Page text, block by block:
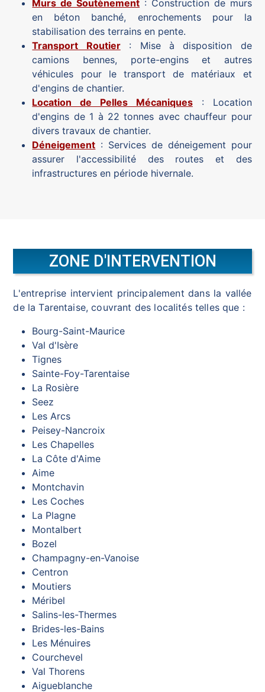
Murs de Soutènement : Construction de murs
en béton banché, enrochements pour la
stabilisation des terrains en pente.
Transport Routier: Mise à disposition de
camions bennes, porte-engins et autres
véhicules pour le transport de matériaux et
d'engins de chantier.
Location de Pelles Mécaniques: Location
d'engins de 1 à 22 tonnes avec chauffeur pour
divers travaux de chantier.
Déneigement : Services de déneigement pour
assurer l'accessibilité des routes et des
infrastructures en période hivernale.
ZONE D'INTERVENTION
L'entreprise intervient principalement dans la vallée
de la Tarentaise, couvrant des localités telles que :
Bourg-Saint-Maurice
Val d'Isère
Tignes
Sainte-Foy-Tarentaise
La Rosière
Seez
Les Arcs
Peisey-Nancroix
Les Chapelles
La Côte d'Aime
Aime
Montchavin
Les Coches
La Plagne
Montalbert
Bozel
Champagny-en-Vanoise
Centron
Moutiers
Méribel
Salins-les-Thermes
Brides-les-Bains
Les Ménuires
Courchevel
Val Thorens
Aigueblanche